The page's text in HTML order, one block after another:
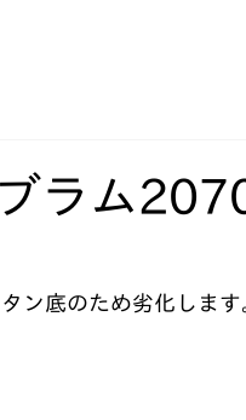
ラム
ン底のため劣化します